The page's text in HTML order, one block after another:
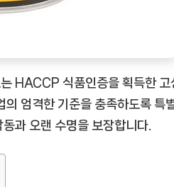
방
활
제
그
리
HACCP 식품인증을 획득한 고
엄격한 기준을 충족하도록 특
과 오랜 수명을 보장합니다.